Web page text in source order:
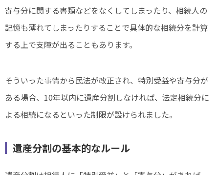
寄与分に関する書類などをなくしてしまったり、相続人の
記憶も薄れてしまったりすることで具体的な相続分を計算
する上で支障が出ることもあります。
そういった事情から民法が改正され、特別受益や寄与分が
ある場合、10年以内に遺産分割しなければ、法定相続分に
よる相続になるといった制限が設けられました。
遺産分割の基本的なルール